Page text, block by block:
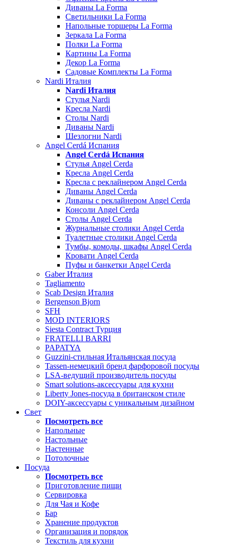
Диваны La Forma
Светильники La Forma
Напольные торшеры La Forma
Зеркала La Forma
Полки La Forma
Картины La Forma
Декор La Forma
Садовые Комплекты La Forma
Nardi Италия
Nardi Италия
Стулья Nardi
Кресла Nardi
Столы Nardi
Диваны Nardi
Шезлогни Nardi
Angel Cerdá Испания
Angel Cerdá Испания
Стулья Angel Cerda
Кресла Angel Cerda
Кресла с реклайнером Angel Cerda
Диваны Angel Cerda
Диваны с реклайнером Angel Cerda
Консоли Angel Cerda
Столы Angel Cerda
Журнальные столики Angel Cerda
Туалетные столики Angel Cerda
Тумбы, комоды, шкафы Angel Cerda
Кровати Angel Cerda
Пуфы и банкетки Angel Cerda
Gaber Италия
Tagliamento
Scab Design Италия
Bergenson Bjorn
SFH
MOD INTERIORS
Siesta Contract Турция
FRATELLI BARRI
PAPATYA
Guzzini-стильная Итальянская посуда
Tassen-немецкий бренд фарфоровой посуды
LSA-ведущий производитель посуды
Smart solutions-аксессуары для кухни
Liberty Jones-посуда в британском стиле
DOIY-аксессуары с уникальным дизайном
Свет
Посмотреть все
Напольные
Настольные
Настенные
Потолочные
Посуда
Посмотреть все
Приготовление пищи
Сервировка
Для Чая и Кофе
Бар
Хранение продуктов
Организация и порядок
Текстиль для кухни